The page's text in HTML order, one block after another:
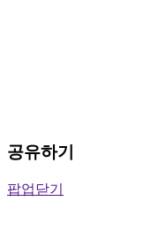
공유하기
팝업닫기